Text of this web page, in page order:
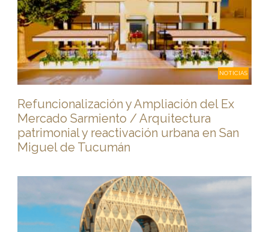
NOTICIAS
Refuncionalización y Ampliación del Ex
Mercado Sarmiento / Arquitectura
patrimonial y reactivación urbana en San
Miguel de Tucumán